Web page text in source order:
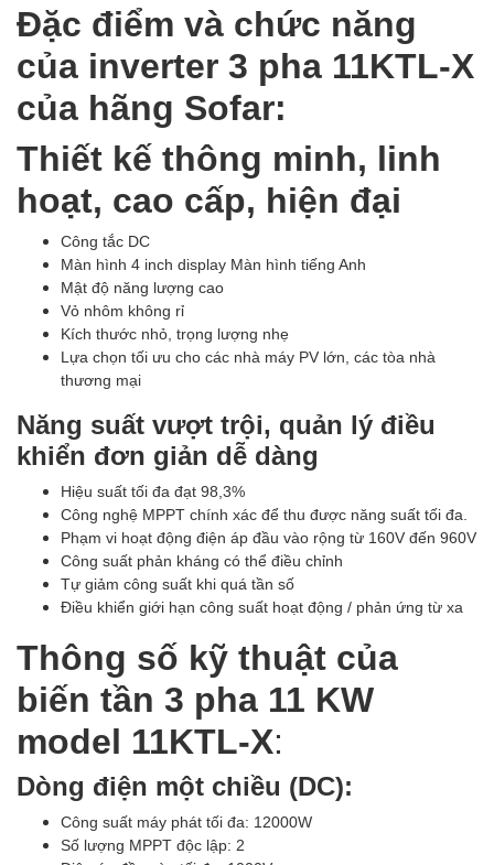
Đặc điểm và chức năng
của inverter 3 pha 11KTL-X
của hãng Sofar:
Thiết kế thông minh, linh
hoạt, cao cấp, hiện đại
Công tắc DC
Màn hình 4 inch display Màn hình tiếng Anh
Mật độ năng lượng cao
Vỏ nhôm không rỉ
Kích thước nhỏ, trọng lượng nhẹ
Lựa chọn tối ưu cho các nhà máy PV lớn, các tòa nhà
thương mại
Năng suất vượt trội, quản lý điều
khiển đơn giản dễ dàng
Hiệu suất tối đa đạt 98,3%
Công nghệ MPPT chính xác để thu được năng suất tối đa.
Phạm vi hoạt động điện áp đầu vào rộng từ 160V đến 960V
Công suất phản kháng có thể điều chỉnh
Tự giảm công suất khi quá tần số
Điều khiển giới hạn công suất hoạt động / phản ứng từ xa
Thông số kỹ thuật của
biến tần 3 pha 11 KW
model 11KTL-X:
Dòng điện một chiều (DC):
Công suất máy phát tối đa: 12000W
Số lượng MPPT độc lập: 2